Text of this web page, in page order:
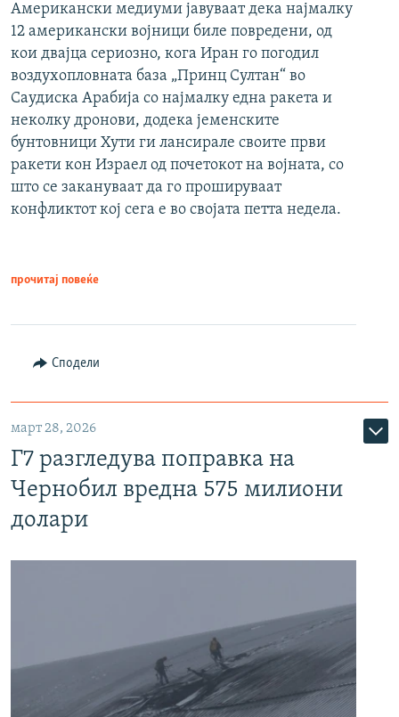
Американски медиуми јавуваат дека најмалку
12 американски војници биле повредени, од
кои двајца сериозно, кога Иран го погодил
воздухопловната база „Принц Султан“ во
Саудиска Арабија со најмалку една ракета и
неколку дронови, додека јеменските
бунтовници Хути ги лансирале своите први
ракети кон Израел од почетокот на војната, со
што се закануваат да го прошируваат
конфликтот кој сега е во својата петта недела.
прочитај повеќе
Сподели
март 28, 2026
Г7 разгледува поправка на
Чернобил вредна 575 милиони
долари